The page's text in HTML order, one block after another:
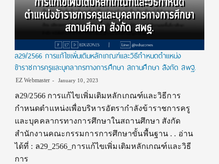
ล29/2566 การแก้ไขเพิ่มเติมหลักเกณฑ์และวิธีกำหนดตำแหน่ง
ข้าราชการครูและบุคลากรทางการศึกษา สถานศึกษา สังกัด สพฐ.
EZ Webmaster January 10, 2023
ล29/2566 การแก้ไขเพิ่มเติมหลักเกณฑ์และวิธีการ
กำหนดตำแหน่งเพื่อบริหารอัตรากำลังข้าราชการครู
และบุคคลากรทางการศึกษาในสถานศึกษา สังกัด
สำนักงานคณะกรรมการการศึกษาขั้นพื้นฐาน . . อ่าน
ได้ที่ : ล29_2566_การแก้ไขเพิ่มเติมหลักเกณฑ์และวิธี
การ